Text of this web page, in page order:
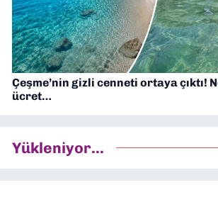
Çeşme’nin gizli cenneti ortaya çıktı!
ücret…
Yükleniyor...